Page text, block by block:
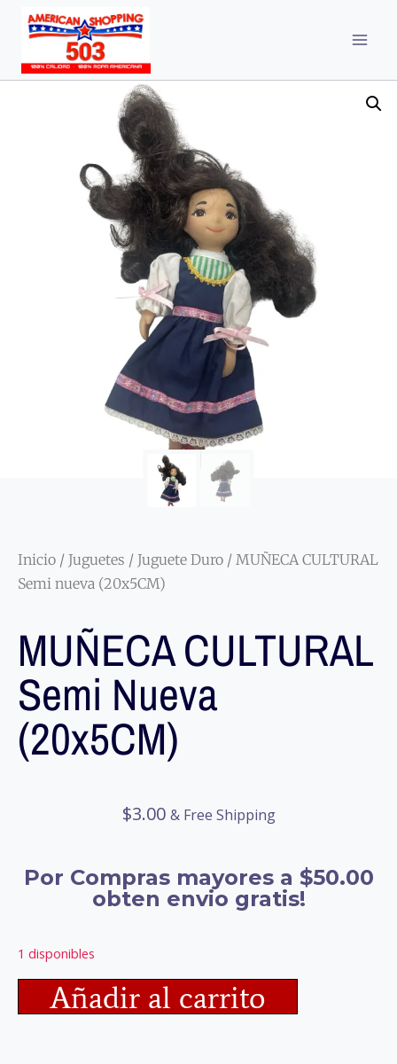
Inicio / Juguetes / Juguete Duro / MUÑECA CULTURAL
Semi nueva (20x5CM)
MUÑECA CULTURAL
Semi Nueva
(20x5CM)
$3.00 & Free Shipping
Por Compras mayores a $50.00
obten envio gratis!
1 disponibles
Añadir al carrito